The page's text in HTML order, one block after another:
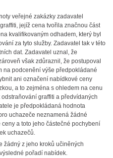
veřejné zakázky zadavatel
jejíž cena tvořila značnou část
kvalifikovaným odhadem, který byl
za tyto služby. Zadavatel tak v této
dat. Zadavatel uznal, že
však zdůraznil, že postupoval
na podcenění výše předpokládané
ani označení nabídkové ceny
a to zejména s ohledem na cenu
graffiti a předvídaných
je předpokládaná hodnota
uchazeče neznamená žádné
a toto jeho částečné pochybení
uchazečů.
žádný z jeho kroků učiněných
pořadí nabídek.